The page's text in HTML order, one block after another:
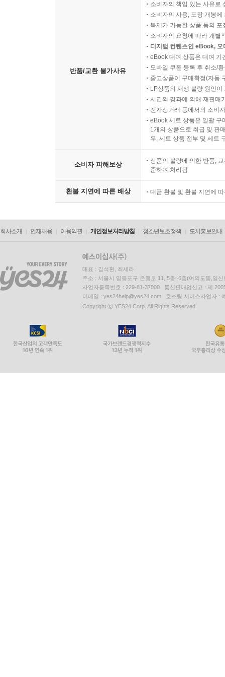
반품/교환 불가사유
소비자의 책임 있는 사유로
소비자의 사용, 포장 개봉
복제가 가능한 상품 등의
소비자의 요청에 따라 개별
디지털 컨텐츠인 eBook,
eBook 대여 상품은 대여 기
모바일 쿠폰 등록 후 취소/
중고상품이 구매확정(자동
LP상품의 재생 불량 원인
시간의 경과에 의해 재판매
전자상거래 등에서의 소비
eBook 세트 상품은 일괄 구
1개의 상품으로 취급 및 판
우, 세트 상품 전부 및 세트
소비자 피해보상
상품의 불량에 의한 반품,
준하여 처리됨
환불 지연에 따른 배상 대금 환불 및 환불 지연에
회사소개 인재채용 이용약관 개인정보처리방침 청소년보호정책 도서홍보안내
대표 : 김석환, 최세라
주소 : 서울시 영등포구 은행로 11, 5층~6층(여의도동,일신
사업자등록번호 : 229-81-37000 통신판매업신고 : 제
이메일 : yes24help@yes24.com 호스팅 서비스사업자 :
Copyright ⓒ YES24 Corp. All Rights Reserved.